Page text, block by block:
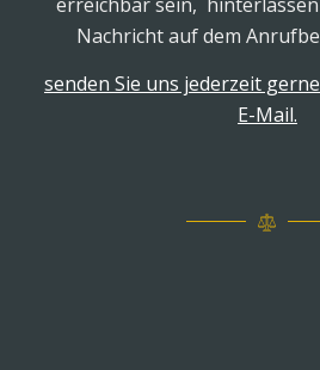
Nachricht auf dem
senden Sie uns jederzeit
E-Mail.